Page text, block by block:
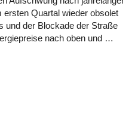
ersten Quartal wieder obsolet
und der Blockade der Straße
nach oben und …